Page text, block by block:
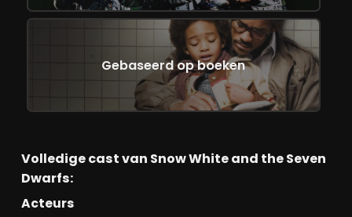
Gebaseerd op boeken
Volledige cast van Snow White and the Seven
Dwarfs:
Acteurs